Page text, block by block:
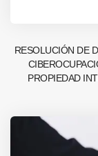
RESOLUCIÓN DE
PROPIEDAD